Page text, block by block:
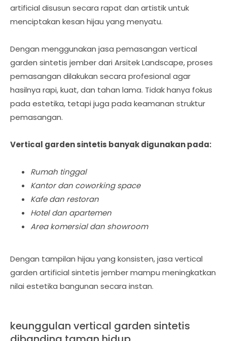
artificial disusun secara rapat dan artistik untuk
menciptakan kesan hijau yang menyatu.
Dengan menggunakan jasa pemasangan vertical
garden sintetis jember dari Arsitek Landscape, proses
pemasangan dilakukan secara profesional agar
hasilnya rapi, kuat, dan tahan lama. Tidak hanya fokus
pada estetika, tetapi juga pada keamanan struktur
pemasangan.
Vertical garden sintetis banyak digunakan pada:
Rumah tinggal
Kantor dan coworking space
Kafe dan restoran
Hotel dan apartemen
Area komersial dan showroom
Dengan tampilan hijau yang konsisten, jasa vertical
garden artificial sintetis jember mampu meningkatkan
nilai estetika bangunan secara instan.
keunggulan vertical garden sintetis